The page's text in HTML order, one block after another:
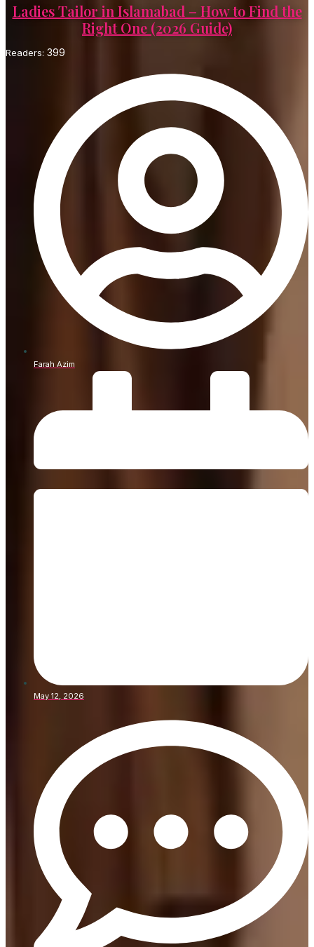
Ladies Tailor in Islamabad – How to Find the
Right One (2026 Guide)
Readers: 399
Farah Azim
May 12, 2026